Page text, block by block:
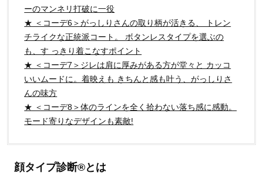
ーのマンネリ打破に一役
★ ＜コーデ6＞がっしりさんの取り柄が活きる、 トレン
チライクな正統派コート。 ボタンレスタイプを選ぶの
も、す っきり着こなすポイント
★ ＜コーデ7＞ジレは肩に厚みがある方が堂々と カッコ
いいムードに。着映えも きちんと感も叶う、がっしりさ
んの味方
★ ＜コーデ8＞体のラインを全く拾わない落ち感に感動。
モード寄りなデザインも素敵!
顔タイプ診断®とは